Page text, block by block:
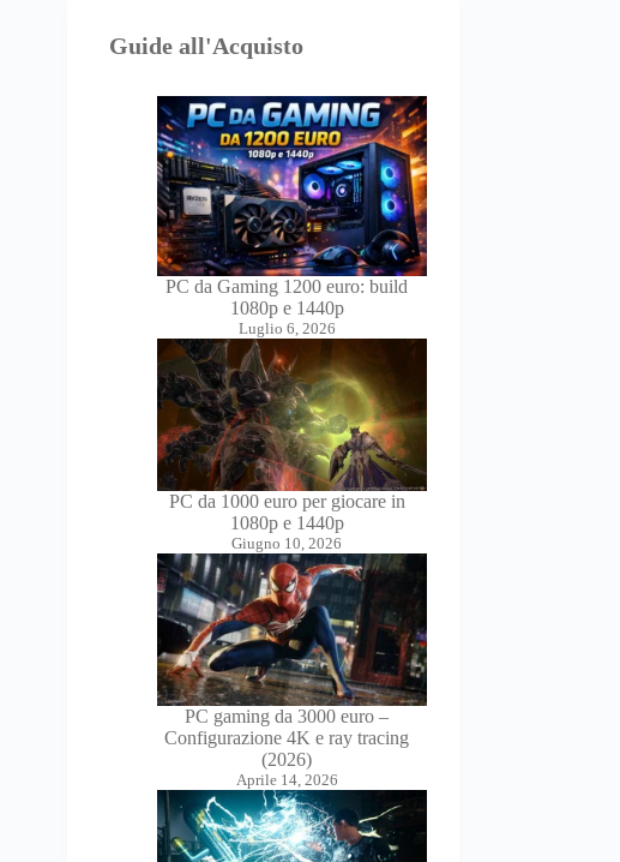
Guide all'Acquisto
PC da Gaming 1200 euro: build
1080p e 1440p
Luglio 6, 2026
PC da 1000 euro per giocare in
1080p e 1440p
Giugno 10, 2026
PC gaming da 3000 euro –
Configurazione 4K e ray tracing
(2026)
Aprile 14, 2026